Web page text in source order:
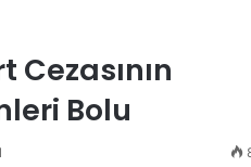
Cezasının
Bolu